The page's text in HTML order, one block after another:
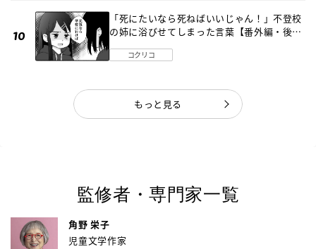
「死にたいなら死ねばいいじゃん！」不登校
の姉に浴びせてしまった言葉【番外編・後
コクリコ
もっと見る
監修者・専門家一覧
角野 栄子
児童文学作家